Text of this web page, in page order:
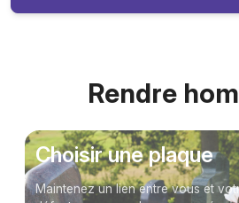
Rendre
Choisir une plaque
Maintenez un lien entre vous et